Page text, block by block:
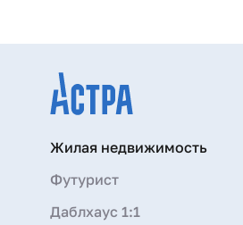
Жилая недвижимость
Футурист
Даблхаус 1:1